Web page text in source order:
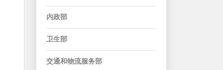
内政部
卫生部
交通和物流服务部